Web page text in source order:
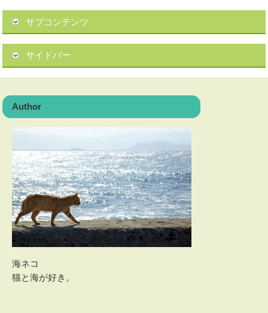
サブコンテンツ
サイドバー
Author
海ネコ
猫と海が好き。